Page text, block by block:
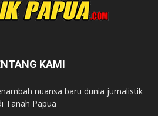
KAMI
nuansa baru dunia jurnalistik
Tanah Papua